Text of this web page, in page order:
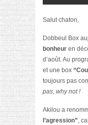
Salut chaton,
Dobbeul Box
bonheur en
d’août. Au
et une box
toujours pas
pas, why not !
Akilou a
l’agression”,